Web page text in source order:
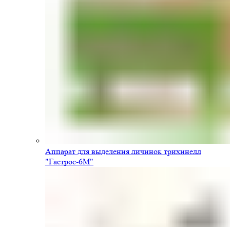
Аппарат для выделения личинок трихинелл
"Гастрос-6М"